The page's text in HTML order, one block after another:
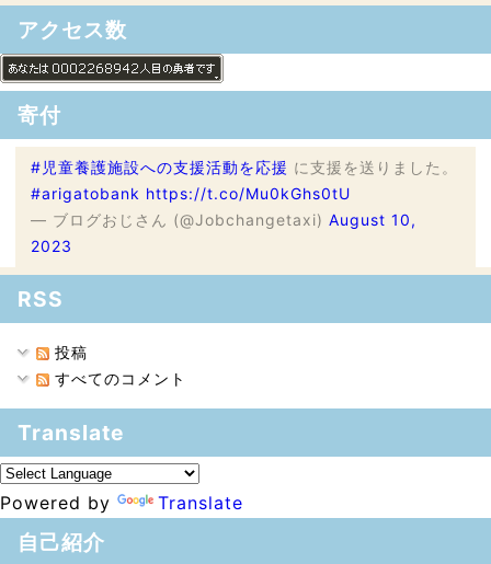
アクセス数
寄付
#児童養護施設への支援活動を応援 に支援を送りました。
#arigatobank https://t.co/Mu0kGhs0tU
— ブログおじさん (@Jobchangetaxi) August 10,
2023
RSS
投稿
すべてのコメント
Translate
Powered by Translate
自己紹介